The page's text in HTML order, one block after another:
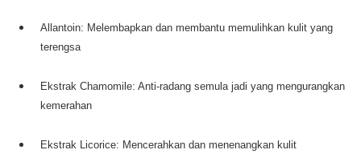
Allantoin: Melembapkan dan membantu memulihkan kulit yang
terengsa
Ekstrak Chamomile: Anti-radang semula jadi yang mengurangkan
kemerahan
Ekstrak Licorice: Mencerahkan dan menenangkan kulit